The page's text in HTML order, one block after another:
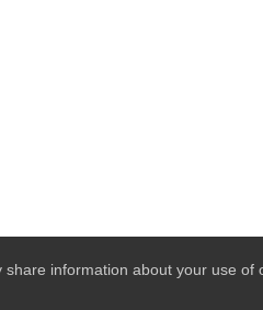
share information about your use of